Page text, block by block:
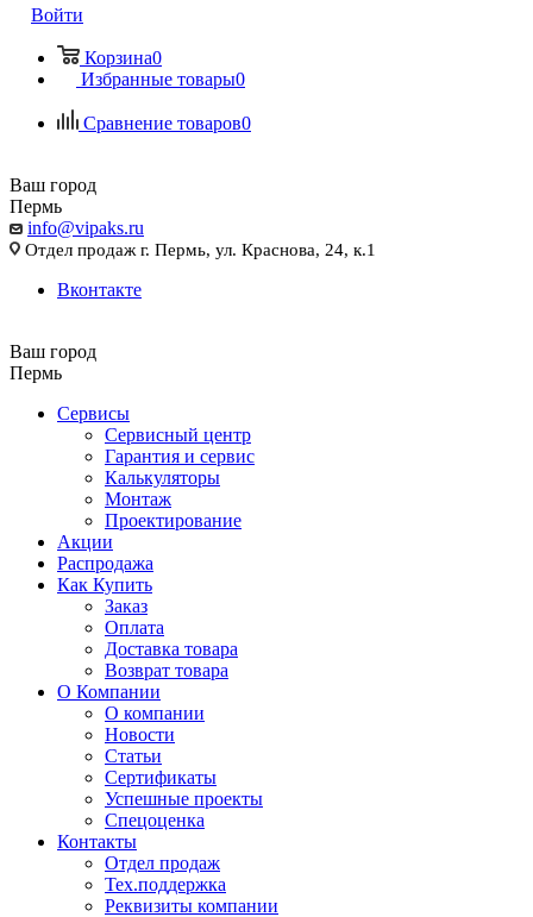
Войти
Корзина0
Избранные товары0
Сравнение товаров0
Ваш город
Пермь
info@vipaks.ru
Отдел продаж г. Пермь, ул. Краснова, 24, к.1
Вконтакте
Ваш город
Пермь
Сервисы
Сервисный центр
Гарантия и сервис
Калькуляторы
Монтаж
Проектирование
Акции
Распродажа
Как Купить
Заказ
Оплата
Доставка товара
Возврат товара
О Компании
О компании
Новости
Статьи
Сертификаты
Успешные проекты
Спецоценка
Контакты
Отдел продаж
Тех.поддержка
Реквизиты компании